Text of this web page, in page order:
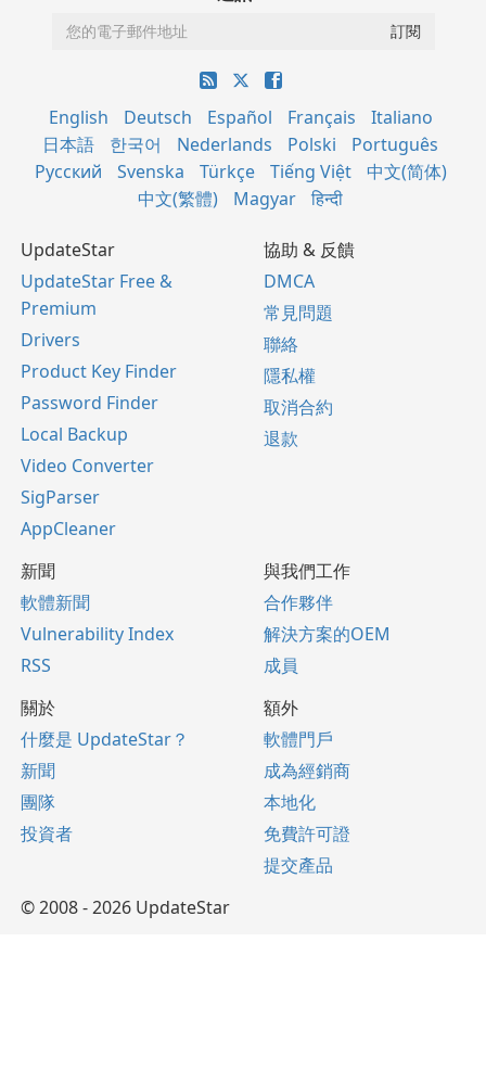
English Deutsch Español Français
Italiano
日本語
한국어 Nederlands Polski
Português
Русский
Svenska Türkçe Tiếng Việt
中文(简体)
中文(繁體)
Magyar हिन्दी
UpdateStar
UpdateStar Free &
Premium
Drivers
Product Key Finder
Password Finder
Local Backup
Video Converter
SigParser
AppCleaner
協助 & 反饋
DMCA
常見問題
聯絡
隱私權
取消合約
退款
新聞
軟體新聞
Vulnerability Index
RSS
與我們工作
合作夥伴
解決方案的OEM
成員
關於
什麼是 UpdateStar？
新聞
團隊
投資者
額外
軟體門戶
成為經銷商
本地化
免費許可證
提交產品
© 2008 - 2026 UpdateStar